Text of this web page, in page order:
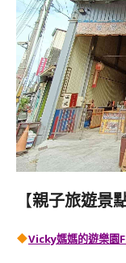
【親子旅遊景
Vicky媽媽的遊樂園